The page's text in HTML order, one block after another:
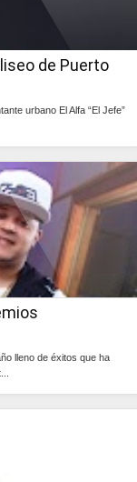
de Puerto
urbano El Alfa “El Jefe”
lleno de éxitos que ha